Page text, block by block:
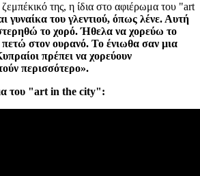
της, η ίδια στο αφιέρωμα του "art
γυναίκα του γλεντιού, όπως λένε. Αυτή
το χορό. Ήθελα να χορεύω το
στον ουρανό. Το ένιωθα σαν μια
πρέπει να χορεύουν
περισσότερο».
του "art in the city":